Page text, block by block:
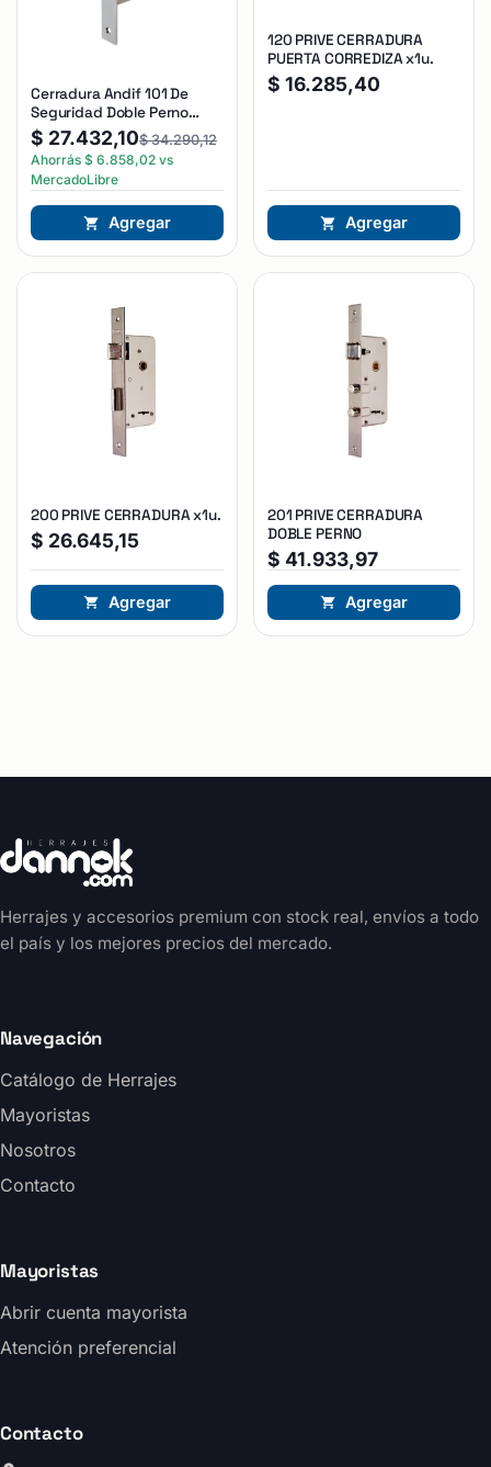
Cerradura Andif 101 De
Seguridad Doble Perno
Reforzada Plateado
$ 27.432,10$34.290,12
Ahorrás $ 6.858,02 vs
MercadoLibre
Agregar
120 PRIVE CERRADURA
PUERTA CORREDIZA x1u.
$ 16.285,40
Agregar
200 PRIVE CERRADURA x1u.
$ 26.645,15
Agregar
201 PRIVE CERRADURA
DOBLE PERNO
$ 41.933,97
Agregar
Herrajes y accesorios premium con stock real, envíos a todo
el país y los mejores precios del mercado.
Navegación
Catálogo de Herrajes
Mayoristas
Nosotros
Contacto
Mayoristas
Abrir cuenta mayorista
Atención preferencial
Contacto